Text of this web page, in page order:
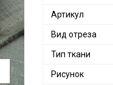
Артикул
Вид отреза
Тип ткани
Рисунок